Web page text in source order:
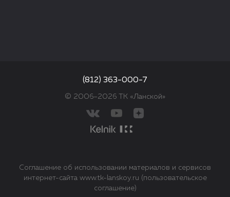
© 2006–2026 ТК «Ланской»
(812) 363-000-7
Соглашение об использовании материалов и сервисов
интернет-сайта www.tk-lanskoy.ru (пользовательское
соглашение)